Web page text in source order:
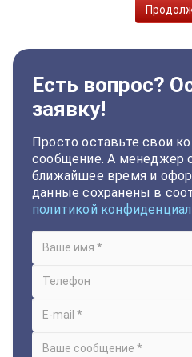
Есть вопрос?
заявку!
Просто оставьте свои
сообщение. А менеджер
ближайшее время и
данные сохранены в
политикой